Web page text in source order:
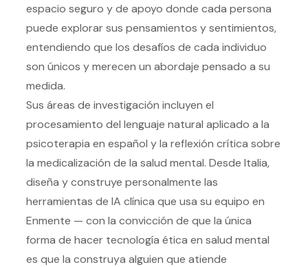
espacio seguro y de apoyo donde cada persona
puede explorar sus pensamientos y sentimientos,
entendiendo que los desafíos de cada individuo
son únicos y merecen un abordaje pensado a su
medida.
Sus áreas de investigación incluyen el
procesamiento del lenguaje natural aplicado a la
psicoterapia en español y la reflexión crítica sobre
la medicalización de la salud mental. Desde Italia,
diseña y construye personalmente las
herramientas de IA clínica que usa su equipo en
Enmente — con la convicción de que la única
forma de hacer tecnología ética en salud mental
es que la construya alguien que atiende